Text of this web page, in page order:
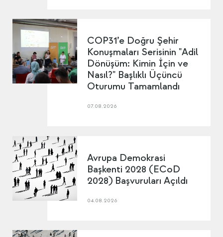
COP31’e Doğru Şehir
Konuşmaları Serisinin "Adil
Dönüşüm: Kimin İçin ve
Nasıl?" Başlıklı Üçüncü
Oturumu Tamamlandı
07.08.2026
Avrupa Demokrasi
Başkenti 2028 (ECoD
2028) Başvuruları Açıldı
04.08.2026